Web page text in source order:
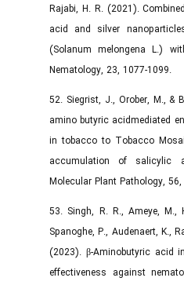
Rajabi, H. R. (2021).
acid and silver
(Solanum melongena L.)
Nematology, 23, 1077-1099.
52. Siegrist, J., Orober, M.,
amino butyric acidmediated
in tobacco to Tobacco
accumulation of salicylic
Molecular Plant Pathology,
53. Singh, R. R., Ameye,
Spanoghe, P., Audenaert, K.,
(2023). β-Aminobutyric
effectiveness against